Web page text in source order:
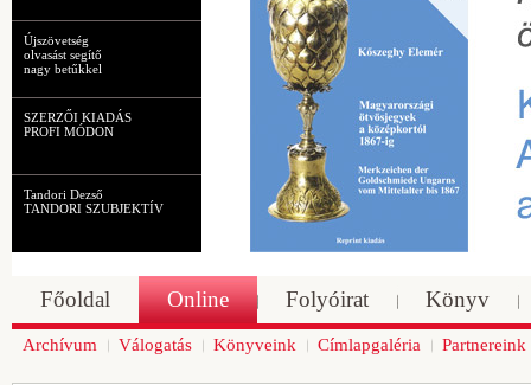
Újszövetség
olvasást segítő
nagy betűkkel
SZERZŐI KIADÁS
PROFI MÓDON
Tandori Dezső
TANDORI SZUBJEKTÍV
Főoldal Online Folyóirat Könyv
Archívum Válogatás Könyveink Címlapgaléria Partnereink